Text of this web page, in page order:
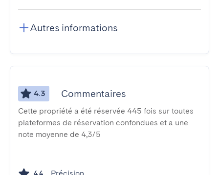
Autres informations
4.3 Commentaires
Cette propriété a été réservée 445 fois sur toutes
plateformes de réservation confondues et a une
note moyenne de 4,3/5